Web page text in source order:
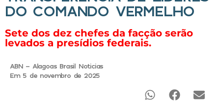
DO COMANDO VERMELHO
Sete dos dez chefes da facção serão
levados a presídios federais.
ABN - Alagoas Brasil Noticias
Em 5 de novembro de 2025